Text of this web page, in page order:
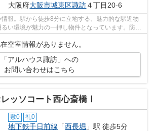
大阪府大阪市城東区諏訪４丁目20-6
報。駅から徒歩8分に立地する、魅力的な駅近物
い環境が魅力の一押し物件となっています。防犯
空室情報がありません。
「アルハウス諏訪」への
お問い合わせはこちら
ッソコート西心斎橋Ⅰ
敷0 礼0
地下鉄千日前線 「西長堀 」駅 徒歩5分